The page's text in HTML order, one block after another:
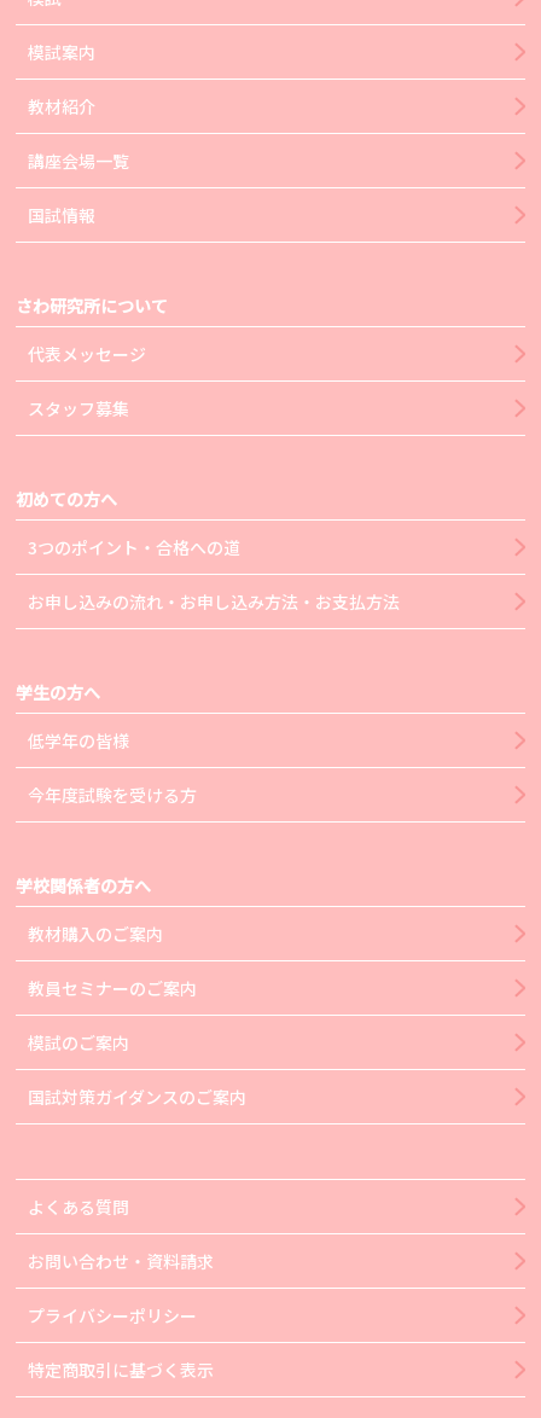
模試案内
教材紹介
講座会場一覧
国試情報
さわ研究所について
代表メッセージ
スタッフ募集
初めての方へ
3つのポイント・合格への道
お申し込みの流れ・お申し込み方法・お支払方法
学生の方へ
低学年の皆様
今年度試験を受ける方
学校関係者の方へ
教材購入のご案内
教員セミナーのご案内
模試のご案内
国試対策ガイダンスのご案内
よくある質問
お問い合わせ・資料請求
プライバシーポリシー
特定商取引に基づく表示